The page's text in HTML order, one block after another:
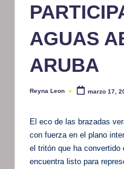
AGUAS
ARUBA
Publicado
Reyna Leon marzo 17,
El eco de las brazadas
con fuerza en el plano
el tritón que ha convertido
encuentra listo para